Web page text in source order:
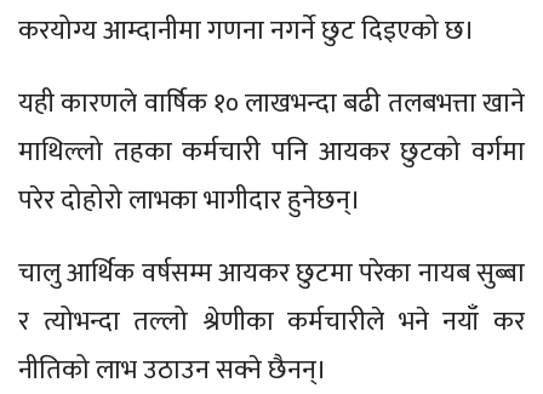
करयोग्य आम्दानीमा गणना नगर्ने छुट दिइएको छ।
यही कारणले वार्षिक १० लाखभन्दा बढी तलबभत्ता खाने
माथिल्लो तहका कर्मचारी पनि आयकर छुटको वर्गमा
परेर दोहोरो लाभका भागीदार हुनेछन्।
चालु आर्थिक वर्षसम्म आयकर छुटमा परेका नायब सुब्बा
र त्योभन्दा तल्लो श्रेणीका कर्मचारीले भने नयाँ कर
नीतिको लाभ उठाउन सक्ने छैनन्।